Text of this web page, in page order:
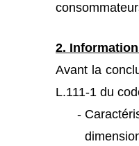
2.
Avant la
L.111-1 du